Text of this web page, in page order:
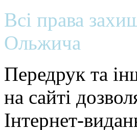
Всі права
Ольжича
Передрук та
на сайті
Інтернет-